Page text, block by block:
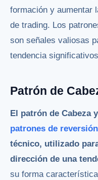
formación y aumentar
de trading. Los
son señales valiosas
tendencia
Patrón de
El patrón de Cabeza
patrones de reversión
técnico, utilizado
dirección de una
su forma